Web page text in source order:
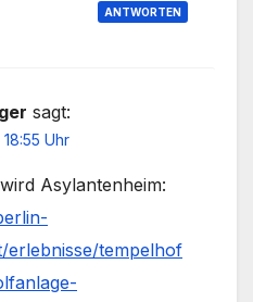
ANTWORTEN
sagt:
Uhr
Asylantenheim:
erlebnisse/tempelhof